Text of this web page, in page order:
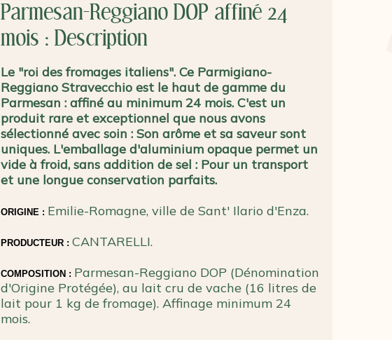
Parmesan-Reggiano DOP affiné 24
mois : Description
Le "roi des fromages italiens". Ce Parmigiano-
Reggiano Stravecchio est le haut de gamme du
Parmesan : affiné au minimum 24 mois. C'est un
produit rare et exceptionnel que nous avons
sélectionné avec soin : Son arôme et sa saveur sont
uniques. L'emballage d'aluminium opaque permet un
vide à froid, sans addition de sel : Pour un transport
et une longue conservation parfaits.
ORIGINE : Emilie-Romagne, ville de Sant' Ilario d'Enza.
PRODUCTEUR : CANTARELLI.
COMPOSITION : Parmesan-Reggiano DOP (Dénomination
d'Origine Protégée), au lait cru de vache (16 litres de
lait pour 1 kg de fromage). Affinage minimum 24
mois.